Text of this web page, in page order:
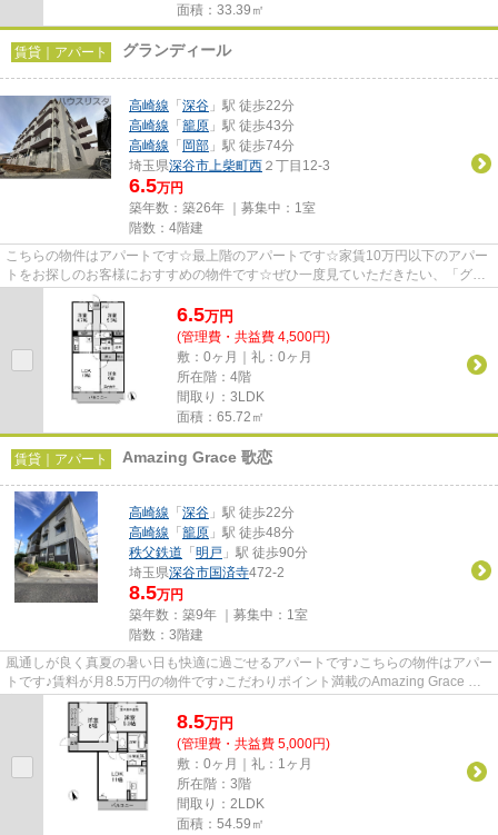
面積：33.39㎡
賃貸｜アパート グランディール
高崎線 「 深谷 」駅 徒歩22分
高崎線 「 籠原 」駅 徒歩43分
高崎線 「 岡部 」駅 徒歩74分
埼玉県深谷市上柴町西 ２丁目12-3
6.5万円
築年数：築26年 ｜募集中： 1室
階数：4階建
こちらの物件はアパートです☆最上階のアパートです☆家賃10万円以下のアパー
トをお探しのお客様におすすめの物件です☆ぜひ一度見ていただきたい、「グラ
ンディール」です☆できるだけ早...
6.5万円
(管理費・共益費 4,500円)
敷：0ヶ月｜礼：0ヶ月
所在階：4階
間取り：3LDK
面積：65.72㎡
賃貸｜アパート Amazing Grace 歌恋
高崎線 「 深谷 」駅 徒歩22分
高崎線 「 籠原 」駅 徒歩48分
秩父鉄道 「 明戸 」駅 徒歩90分
埼玉県深谷市国済寺472-2
8.5万円
築年数：築9年 ｜募集中： 1室
階数：3階建
風通しが良く真夏の暑い日も快適に過ごせるアパートです♪こちらの物件はアパー
トです♪賃料が月8.5万円の物件です♪こだわりポイント満載のAmazing Grace 歌
恋♪深谷市エリアにある賃貸情...
8.5万円
(管理費・共益費 5,000円)
敷：0ヶ月｜礼：1ヶ月
所在階：3階
間取り：2LDK
面積：54.59㎡